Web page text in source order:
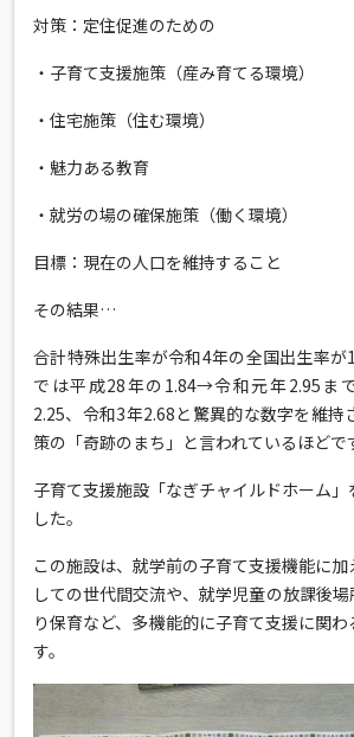
対策：定住促進のための
・子育て支援施策（産み育てる環境）
・住宅施策（住む環境）
・魅力ある教育
・就労の場の確保施策（働く環境）
目標：現在の人口を維持すること
その結果…
合計特殊出生率が令和4年の全国出生率が
では平成28年の1.84→令和元年2.95ま
2.25、令和3年2.68と驚異的な数字を維持
策の「奇跡のまち」と言われているほどで
子育て支援施設「なぎチャイルドホーム
した。
この施設は、就学前の子育て支援機能に
しての世代間交流や、就学児童の放課後
り保育など、多機能的に子育て支援に関
す。